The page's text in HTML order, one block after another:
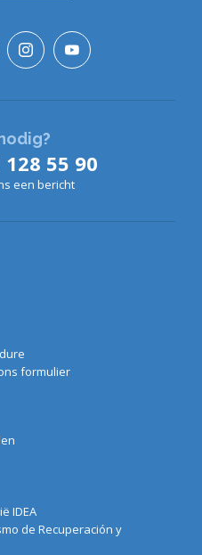
formulier
IDEA
de Recuperación y
128 55 90
een bericht